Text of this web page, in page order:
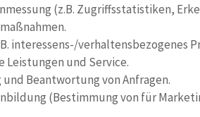
(z.B. Zugriffsstatistiken,
interessens-/verhaltensbezogenes
Leistungen und Service.
Beantwortung von Anfragen.
(Bestimmung von für